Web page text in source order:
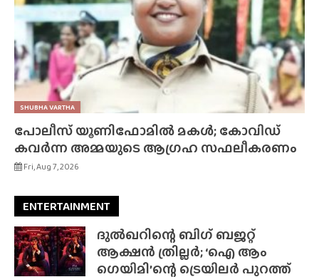
SHUBHA VARTHA
പോലീസ് യൂണിഫോമിൽ മകൾ; കോവിഡ്
കവർന്ന അമ്മയുടെ ആഗ്രഹ സഫലീകരണം
Fri, Aug 7, 2026
ENTERTAINMENT
ദുൽഖറിന്റെ ബിഗ് ബജറ്റ്
ആക്ഷൻ ത്രില്ലർ; ‘ഐ ആം
ഗെയിമി’ന്റെ ട്രെയിലർ പുറത്ത്